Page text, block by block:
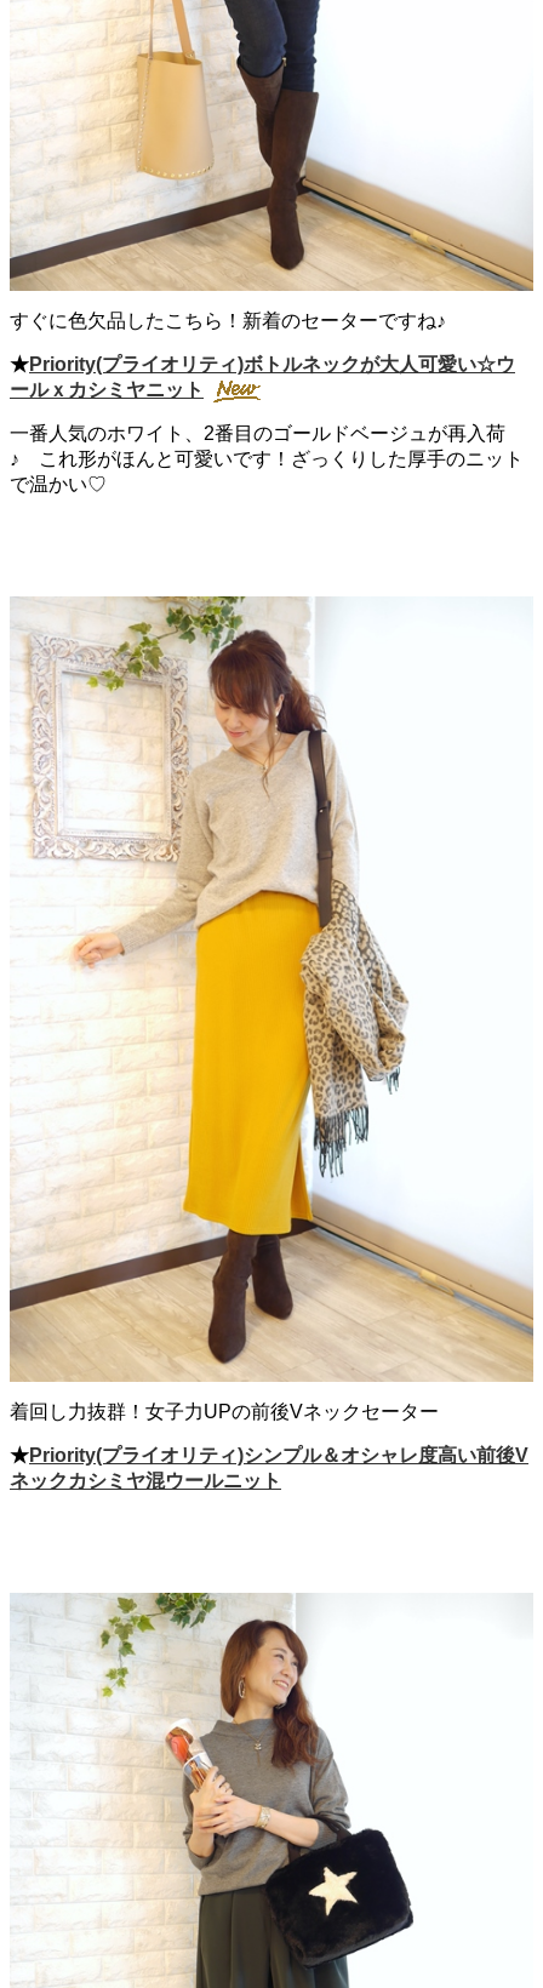
すぐに色欠品したこちら！新着のセーターですね♪
★Priority(プライオリティ)ボトルネックが大人可愛い☆ウ
ールｘカシミヤニット
一番人気のホワイト、2番目のゴールドベージュが再入荷
♪ これ形がほんと可愛いです！ざっくりした厚手のニット
で温かい♡
着回し力抜群！女子力UPの前後Vネックセーター
★Priority(プライオリティ)シンプル＆オシャレ度高い前後V
ネックカシミヤ混ウールニット